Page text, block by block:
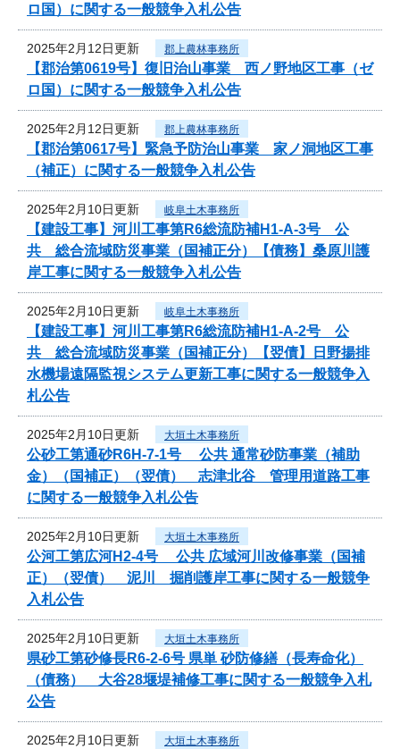
ロ国）に関する一般競争入札公告
2025年2月12日更新 郡上農林事務所
【郡治第0619号】復旧治山事業 西ノ野地区工事（ゼ
ロ国）に関する一般競争入札公告
2025年2月12日更新 郡上農林事務所
【郡治第0617号】緊急予防治山事業 家ノ洞地区工事
（補正）に関する一般競争入札公告
2025年2月10日更新 岐阜土木事務所
【建設工事】河川工事第R6総流防補H1-A-3号 公
共 総合流域防災事業（国補正分）【債務】桑原川護
岸工事に関する一般競争入札公告
2025年2月10日更新 岐阜土木事務所
【建設工事】河川工事第R6総流防補H1-A-2号 公
共 総合流域防災事業（国補正分）【翌債】日野揚排
水機場遠隔監視システム更新工事に関する一般競争入
札公告
2025年2月10日更新 大垣土木事務所
公砂工第通砂R6H-7-1号 公共 通常砂防事業（補助
金）（国補正）（翌債） 志津北谷 管理用道路工事
に関する一般競争入札公告
2025年2月10日更新 大垣土木事務所
公河工第広河H2-4号 公共 広域河川改修事業（国補
正）（翌債） 泥川 掘削護岸工事に関する一般競争
入札公告
2025年2月10日更新 大垣土木事務所
県砂工第砂修長R6-2-6号 県単 砂防修繕（長寿命化）
（債務） 大谷28堰堤補修工事に関する一般競争入札
公告
2025年2月10日更新 大垣土木事務所